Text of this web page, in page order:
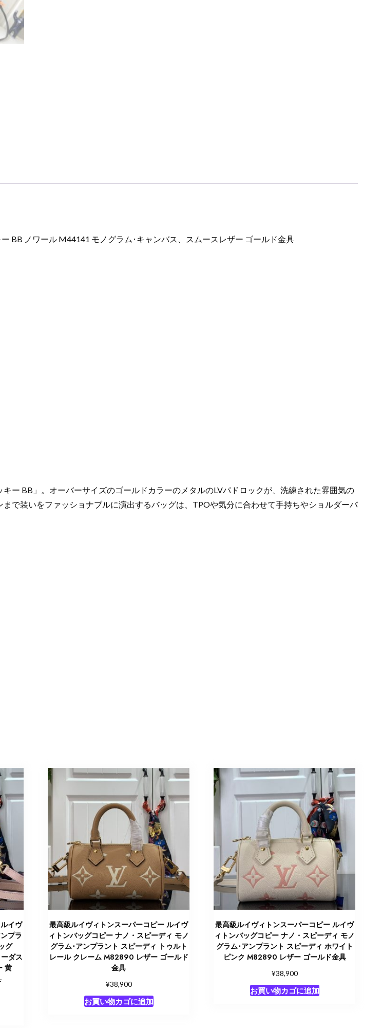
ー
ゴ
ル
BB ノワール M44141 モノグラム･キャンバス、スムースレザー ゴールド金具
ー BB」。オーバーサイズのゴールドカラーのメタルのLVパドロックが、洗練された雰囲気の
で装いをファッショナブルに演出するバッグは、TPOや気分に合わせて手持ちやショルダーバ
イヴ
プラ
グ
ダス
黄
最高級ルイヴィトンスーパーコピー ルイヴ
ィトンバッグコピー ナノ・スピーディ モノ
グラム･アンプラント スピーディ トゥルト
レール クレーム M82890 レザー ゴールド
金具
¥38,900
お買い物カゴに追加
最高級ルイヴィトンスーパーコピー ルイヴ
ィトンバッグコピー ナノ・スピーディ モノ
グラム･アンプラント スピーディ ホワイト
ピンク M82890 レザー ゴールド金具
¥38,900
お買い物カゴに追加